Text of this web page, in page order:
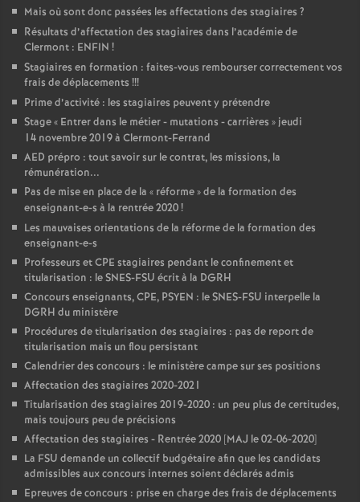
Mais où sont donc passées les affectations des stagiaires ?
Résultats d’affectation des stagiaires dans l’académie de
Clermont : ENFIN !
Stagiaires en formation : faites-vous rembourser correctement vos
frais de déplacements !!!
Prime d’activité : les stagiaires peuvent y prétendre
Stage « Entrer dans le métier - mutations - carrières » jeudi
14 novembre 2019 à Clermont-Ferrand
AED prépro : tout savoir sur le contrat, les missions, la
rémunération...
Pas de mise en place de la « réforme» de la formation des
enseignant-e-s à la rentrée 2020!
Les mauvaises orientations de la réforme de la formation des
enseignant-e-s
Professeurs et CPE stagiaires pendant le confinement et
titularisation : le SNES-FSU écrit à la DGRH
Concours enseignants, CPE, PSYEN : le SNES-FSU interpelle la
DGRH du ministère
Procédures de titularisation des stagiaires : pas de report de
titularisation mais un flou persistant
Calendrier des concours : le ministère campe sur ses positions
Affectation des stagiaires 2020-2021
Titularisation des stagiaires 2019-2020 : un peu plus de certitudes,
mais toujours peu de précisions
Affectation des stagiaires - Rentrée 2020 [MAJ le 02-06-2020]
La FSU demande un collectif budgétaire afin que les candidats
admissibles aux concours internes soient déclarés admis
Epreuves de concours : prise en charge des frais de déplacements